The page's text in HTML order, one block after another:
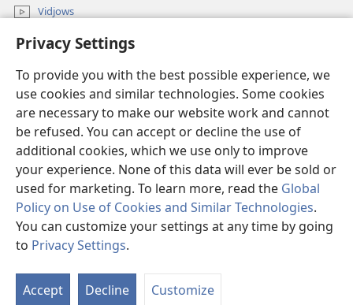
Privacy Settings
To provide you with the best possible experience, we
use cookies and similar technologies. Some cookies
are necessary to make our website work and cannot
be refused. You can accept or decline the use of
additional cookies, which we use only to improve
your experience. None of this data will ever be sold or
used for marketing. To learn more, read the Global
Policy on Use of Cookies and Similar Technologies.
You can customize your settings at any time by going
to Privacy Settings.
Accept Decline Customize
Vidjows
Fittex f’JW.ORG
Donazzjonijiet
(opens
new
window)LIBRERIJA ONLAJN tat-Torri tal-Għassa
(opens
new
window)JW Hub ®
(opens
new
window)
Copyright© 2026 Watch Tower Bible and Tract Society of Pennsylvania.
TERMINI TAL-UŻU|